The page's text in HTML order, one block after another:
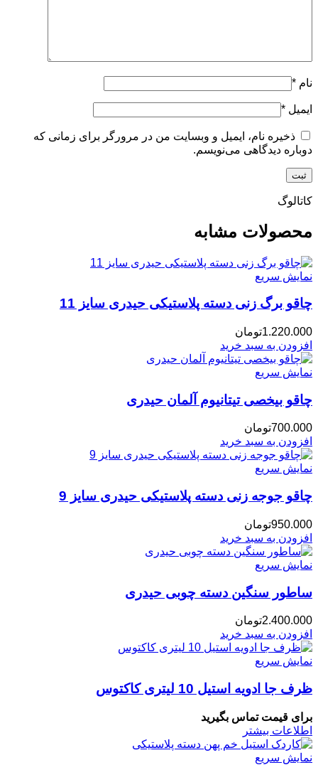
نام *
ایمیل *
ذخیره نام، ایمیل و وبسایت من در مرورگر برای زمانی که
دوباره دیدگاهی می‌نویسم.
کاتالوگ
محصولات مشابه
نمایش سریع
چاقو برگ زنی دسته پلاستیکی حیدری سایز 11
1.220.000تومان
افزودن به سبد خرید
نمایش سریع
چاقو بیخصی تیتانیوم آلمان حیدری
700.000تومان
افزودن به سبد خرید
نمایش سریع
چاقو جوجه زنی دسته پلاستیکی حیدری سایز 9
950.000تومان
افزودن به سبد خرید
نمایش سریع
ساطور سنگین دسته چوبی حیدری
2.400.000تومان
افزودن به سبد خرید
نمایش سریع
ظرف جا ادویه استیل 10 لیتری کاکتوس
برای قیمت تماس بگیرید
اطلاعات بیشتر
نمایش سریع